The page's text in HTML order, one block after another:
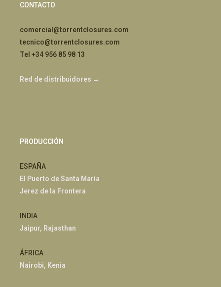
CONTACTO
comercial@torrentclosures.com
tecnico@torrentclosures.com
Tel +34 956 85 98 13
Red de distribuidores →
PRODUCCIÓN
ESPAÑA
El Puerto de Santa María
Jerez de la Frontera
INDIA
Jaipur, Rajasthan
ÁFRICA
Nairobi, Kenia